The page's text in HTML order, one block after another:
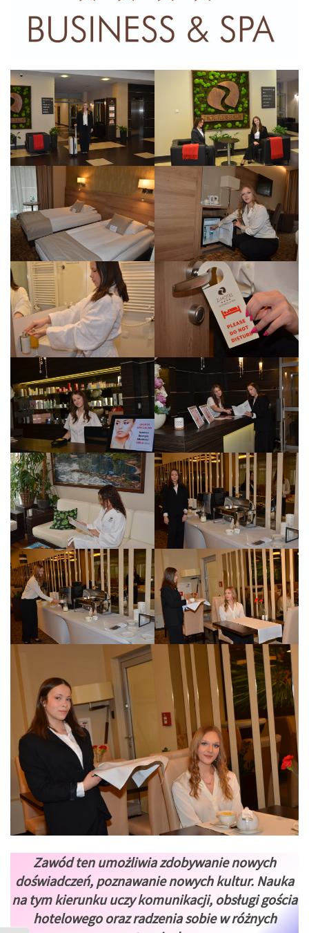
Zawód ten umożliwia zdobywanie nowych
doświadczeń, poznawanie nowych kultur. Nauka
na tym kierunku uczy komunikacji, obsługi gościa
hotelowego oraz radzenia sobie w różnych